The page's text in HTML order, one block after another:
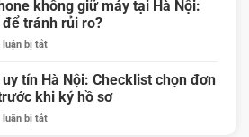
cần
vốn
hạn
Khi
nào
vay
cần
chuẩn
những
bằng
iCloud
tại
Nội:
Điều
kiện,
quy
không giữ máy tại Hà Nội:
tránh rủi ro?
luận bị tắtở
đồ
iPhone
không
giữ
tín Hà Nội: Checklist chọn đơn
khi ký hồ sơ
luận bị tắtở